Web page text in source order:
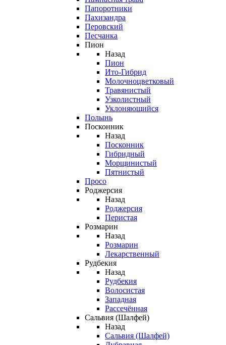
Папоротники
Пахизандра
Перовский
Песчанка
Пион
Назад
Пион
Ито-Гибрид
Молочноцветковый
Травянистый
Узколистный
Уклоняющийся
Полынь
Посконник
Назад
Посконник
Гибридный
Морщинистый
Пятнистый
Просо
Роджерсия
Назад
Роджерсия
Перистая
Розмарин
Назад
Розмарин
Лекарственный
Рудбекия
Назад
Рудбекия
Волосистая
Западная
Рассечённая
Сальвия (Шалфей)
Назад
Сальвия (Шалфей)